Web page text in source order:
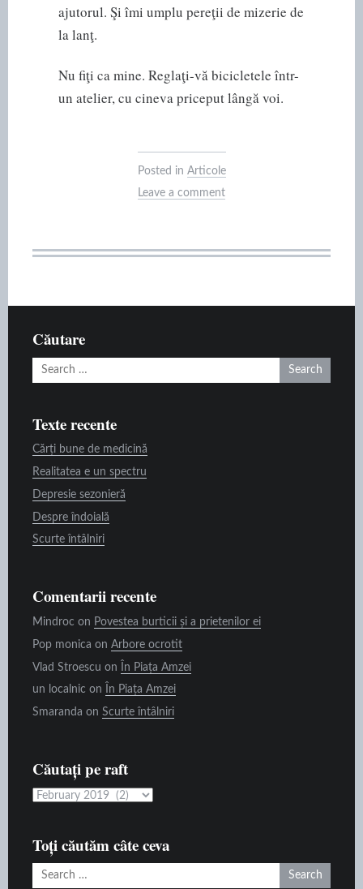
ajutorul. Şi îmi umplu pereţii de mizerie de
la lanţ.
Nu fiţi ca mine. Reglaţi-vă bicicletele într-
un atelier, cu cineva priceput lângă voi.
Posted in Articole
Leave a comment
Căutare
Search
Texte recente
Cărți bune de medicină
Realitatea e un spectru
Depresie sezonieră
Despre îndoială
Scurte întâlniri
Comentarii recente
Mindroc on Povestea burticii și a prietenilor ei
Pop monica on Arbore ocrotit
Vlad Stroescu on
În Piața Amzei
un localnic on
În Piața Amzei
Smaranda on Scurte întâlniri
Căutați pe raft
Căutați
Toți căutăm câte ceva
Search